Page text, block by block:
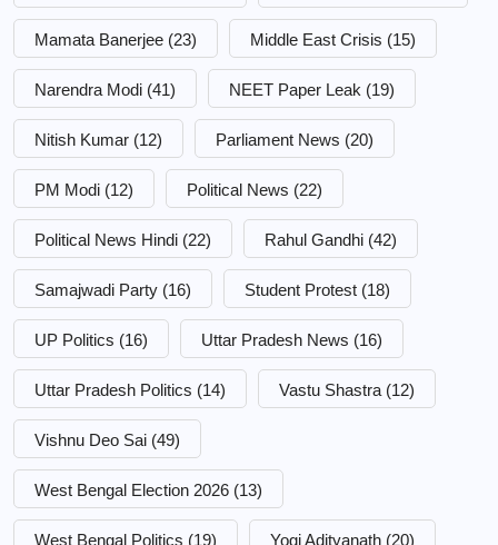
Mamata Banerjee (23) Middle East Crisis (15)
Narendra Modi (41) NEET Paper Leak (19)
Nitish Kumar (12) Parliament News (20)
PM Modi (12) Political News (22)
Political News Hindi (22) Rahul Gandhi (42)
Samajwadi Party (16) Student Protest (18)
UP Politics (16) Uttar Pradesh News (16)
Uttar Pradesh Politics (14) Vastu Shastra (12)
Vishnu Deo Sai (49)
West Bengal Election 2026 (13)
West Bengal Politics (19) Yogi Adityanath (20)